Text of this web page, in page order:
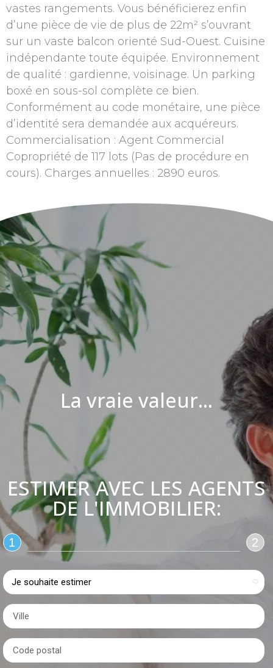
vastes rangements. Vous bénéficierez enfin
d’une pièce de vie de plus de 22m² s’ouvrant
sur un vaste balcon orienté Sud-Ouest. Cuisine
indépendante toute équipée. Environnement
de qualité : gardienne, voisinage. Un parking
boxé en sous-sol complète ce bien.
Conformément au code monétaire, une pièce
d’identité sera demandée aux acquéreurs.
Commercialisation : Agent Commercial
Copropriété de 117 lots (Pas de procédure en
cours). Charges annuelles : 2890 euros.
La vraie valeur...
ESTIMER AVEC LES AGENTS
DE L'IMMOBILIER:
1 2